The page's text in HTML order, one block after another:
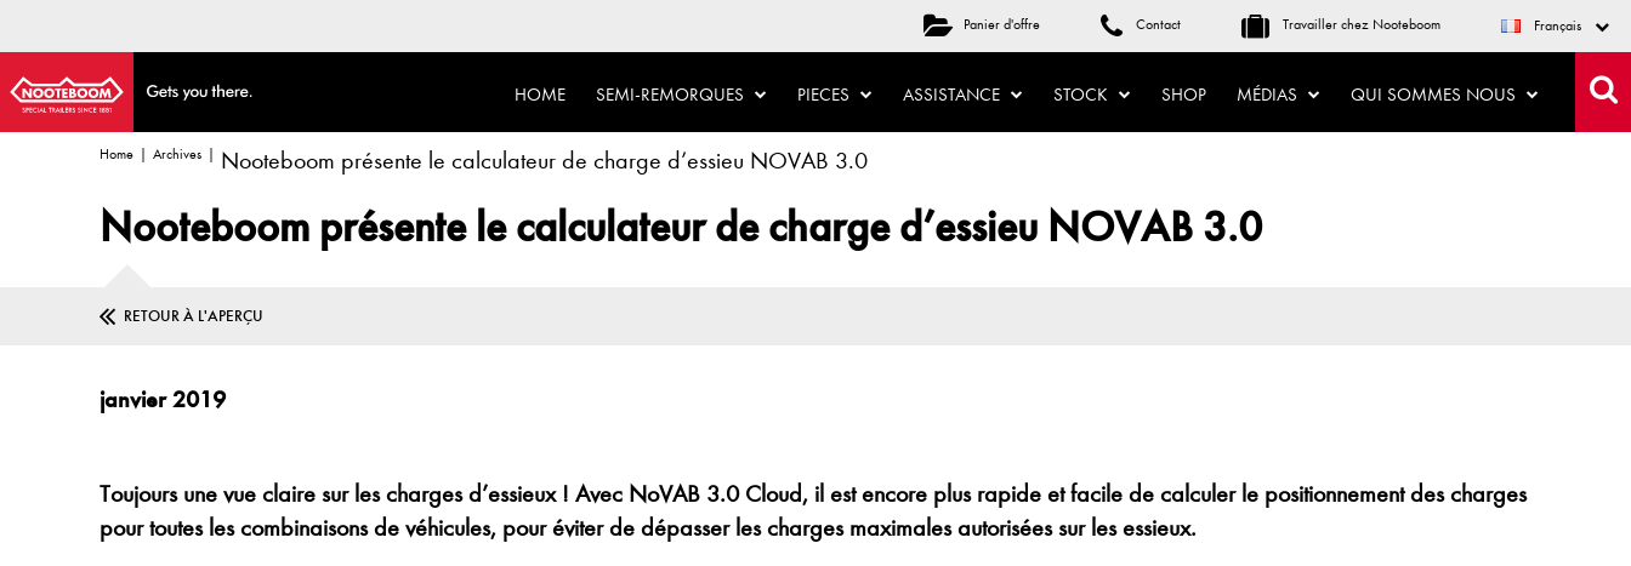
Panier d'offre Contact Travailler chez Nooteboom Français
HOME SEMI-REMORQUES PIECES ASSISTANCE STOCK SHOP MÉDIAS QUI SOMMES NOUS
Home Archives Nooteboom présente le calculateur de charge d’essieu NOVAB 3.0
Nooteboom présente le calculateur de charge d’essieu NOVAB 3.0
RETOUR À L'APERÇU
janvier 2019
Toujours une vue claire sur les charges d’essieux ! Avec NoVAB 3.0 Cloud, il est encore plus rapide et facile de calculer le positionnement des charges
pour toutes les combinaisons de véhicules, pour éviter de dépasser les charges maximales autorisées sur les essieux.